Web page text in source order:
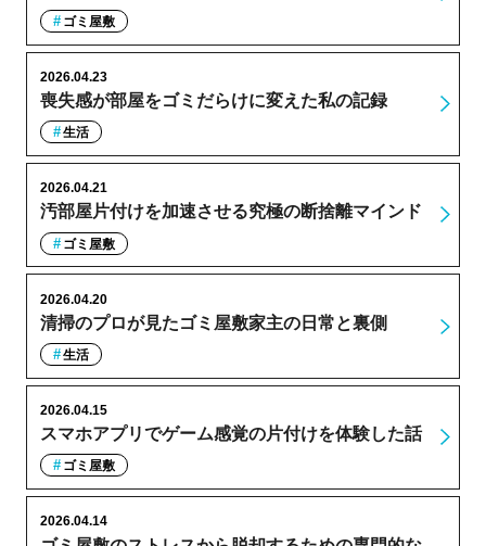
ゴミ屋敷
喪失感が部屋をゴミだらけに変えた私の記録
2026.04.23
生活
汚部屋片付けを加速させる究極の断捨離マインド
2026.04.21
ゴミ屋敷
清掃のプロが見たゴミ屋敷家主の日常と裏側
2026.04.20
生活
スマホアプリでゲーム感覚の片付けを体験した話
2026.04.15
ゴミ屋敷
2026.04.14